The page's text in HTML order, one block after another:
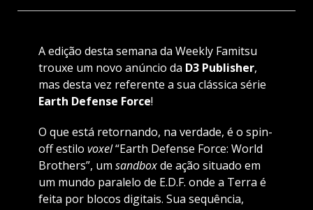
A edição desta semana da Weekly Famitsu
trouxe um novo anúncio da D3 Publisher,
mas desta vez referente a sua clássica série
Earth Defense Force!
O que está retornando, na verdade, é o spin-
off estilo voxel“Earth Defense Force: World
Brothers”, um sandboxde ação situado em
um mundo paralelo de E.D.F. onde a Terra é
feita por blocos digitais. Sua sequência,